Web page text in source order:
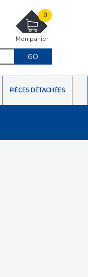
Mon panier
0
GO
PIÈCES DÉTACHÉES